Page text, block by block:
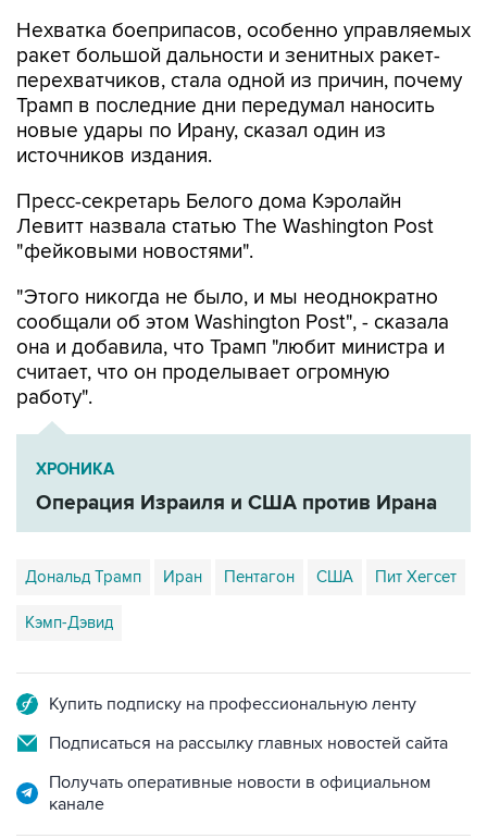
Нехватка боеприпасов, особенно управляемых
ракет большой дальности и зенитных ракет-
перехватчиков, стала одной из причин, почему
Трамп в последние дни передумал наносить
новые удары по Ирану, сказал один из
источников издания.
Пресс-секретарь Белого дома Кэролайн
Левитт назвала статью The Washington Post
"фейковыми новостями".
"Этого никогда не было, и мы неоднократно
сообщали об этом Washington Post", - сказала
она и добавила, что Трамп "любит министра и
считает, что он проделывает огромную
работу".
ХРОНИКА
Операция Израиля и США против Ирана
Дональд Трамп Иран Пентагон США Пит Хегсет
Кэмп-Дэвид
Купить подписку на профессиональную ленту
Подписаться на рассылку главных новостей сайта
Получать оперативные новости в официальном
канале